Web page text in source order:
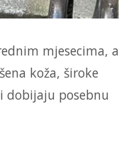
mjesecima, a
koža, široke
dobijaju posebnu